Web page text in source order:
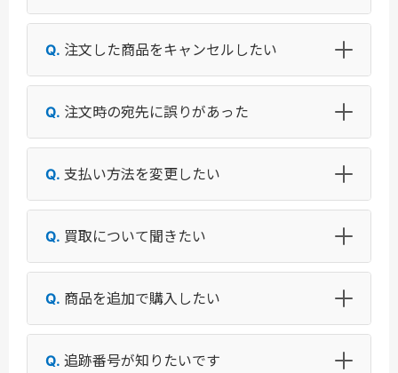
注文した商品をキャンセルしたい
注文時の宛先に誤りがあった
支払い方法を変更したい
買取について聞きたい
商品を追加で購入したい
追跡番号が知りたいです